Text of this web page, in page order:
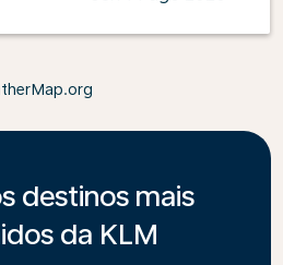
destinos mais
da KLM